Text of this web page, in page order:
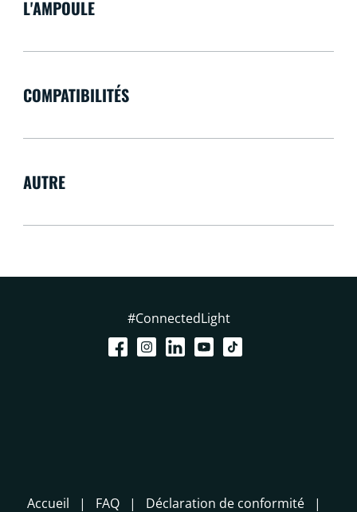
L'AMPOULE
COMPATIBILITÉS
AUTRE
#ConnectedLight
Accueil FAQ Déclaration de conformité